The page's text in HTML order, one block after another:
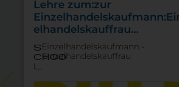
Lehre zum:zur
elhandelskauffrau
Schwerpunkt Lebensmittel
s
choo
l
Einzelhandelskaufmann -
Einzelhandelskauffrau